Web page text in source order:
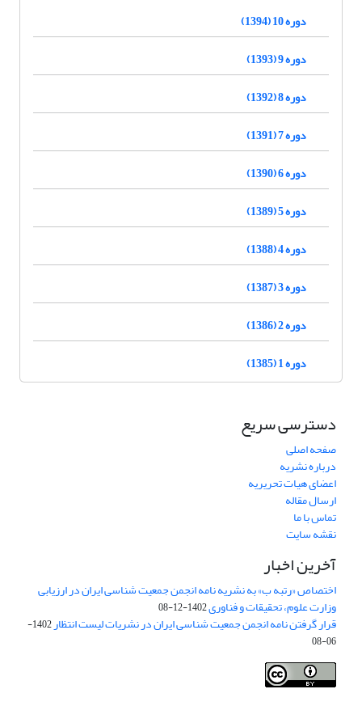
دوره 10 (1394)
دوره 9 (1393)
دوره 8 (1392)
دوره 7 (1391)
دوره 6 (1390)
دوره 5 (1389)
دوره 4 (1388)
دوره 3 (1387)
دوره 2 (1386)
دوره 1 (1385)
دسترسی سریع
صفحه اصلی
درباره نشریه
اعضای هیات تحریریه
ارسال مقاله
تماس با ما
نقشه سایت
آخرین اخبار
اختصاص «رتبه ب» به نشریه نامه انجمن جمعیت شناسی ایران در ارزیابی
وزارت علوم، تحقیقات و فناوری1402-12-08
قرار گرفتن نامه انجمن جمعیت شناسی ایران در نشریات لیست انتظار
1402-
06-08